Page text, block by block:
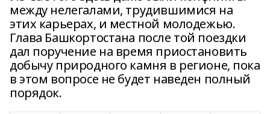
между нелегалами, трудившимися на
этих карьерах, и местной молодежью.
Глава Башкортостана после той поездки
дал поручение на время приостановить
добычу природного камня в регионе, пока
в этом вопросе не будет наведен полный
порядок.